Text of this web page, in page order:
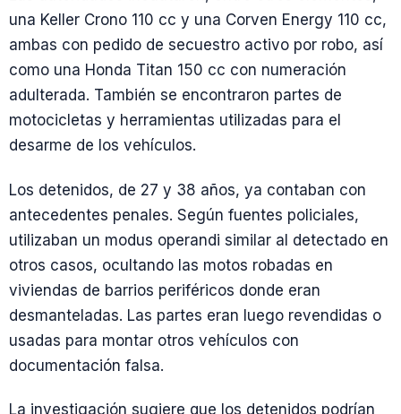
una Keller Crono 110 cc y una Corven Energy 110 cc,
ambas con pedido de secuestro activo por robo, así
como una Honda Titan 150 cc con numeración
adulterada. También se encontraron partes de
motocicletas y herramientas utilizadas para el
desarme de los vehículos.
Los detenidos, de 27 y 38 años, ya contaban con
antecedentes penales. Según fuentes policiales,
utilizaban un modus operandi similar al detectado en
otros casos, ocultando las motos robadas en
viviendas de barrios periféricos donde eran
desmanteladas. Las partes eran luego revendidas o
usadas para montar otros vehículos con
documentación falsa.
La investigación sugiere que los detenidos podrían